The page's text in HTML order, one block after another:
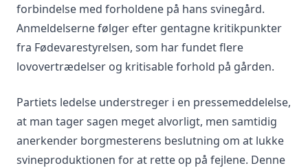
forbindelse med forholdene på hans svinegård.
Anmeldelserne følger efter gentagne kritikpunkter
fra Fødevarestyrelsen, som har fundet flere
lovovertrædelser og kritisable forhold på gården.
Partiets ledelse understreger i en pressemeddelelse,
at man tager sagen meget alvorligt, men samtidig
anerkender borgmesterens beslutning om at lukke
svineproduktionen for at rette op på fejlene. Denne